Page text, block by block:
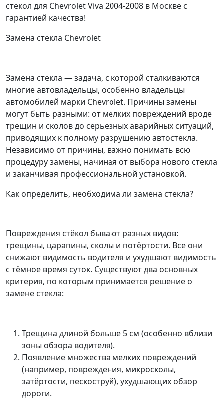
стекол для Chevrolet Viva 2004-2008 в Москве с
гарантией качества!
Замена стекла Chevrolet
Замена стекла — задача, с которой сталкиваются
многие автовладельцы, особенно владельцы
автомобилей марки Chevrolet. Причины замены
могут быть разными: от мелких повреждений вроде
трещин и сколов до серьезных аварийных ситуаций,
приводящих к полному разрушению автостекла.
Независимо от причины, важно понимать всю
процедуру замены, начиная от выбора нового стекла
и заканчивая профессиональной установкой.
Как определить, необходима ли замена стекла?
Повреждения стёкол бывают разных видов:
трещины, царапины, сколы и потёртости. Все они
снижают видимость водителя и ухудшают видимость
с тёмное время суток. Существуют два основных
критерия, по которым принимается решение о
замене стекла:
Трещина длиной больше 5 см (особенно вблизи
зоны обзора водителя).
Появление множества мелких повреждений
(например, повреждения, микросколы,
затёртости, пескоструй), ухудшающих обзор
дороги.